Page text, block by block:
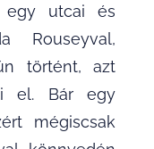
egy utcai és
Rouseyval,
történt, azt
el. Bár egy
mégiscsak